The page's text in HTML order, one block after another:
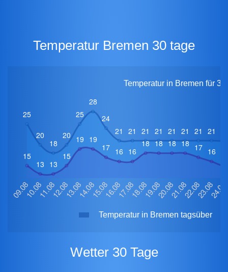
Temperatur Bremen 30 tage
Temperatur in Bremen für
Temperatur in Bremen tagsüber
Wetter 30 Tage